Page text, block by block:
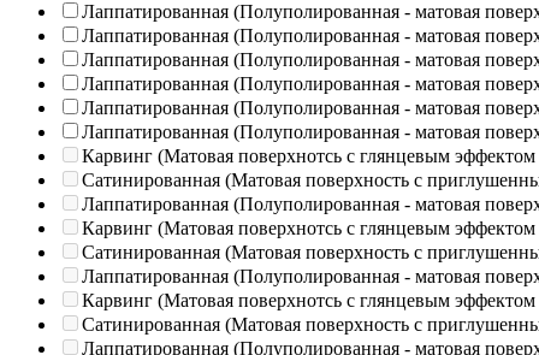
Лаппатированная (Полуполированная - матовая
Лаппатированная (Полуполированная - матовая
Лаппатированная (Полуполированная - матовая
Лаппатированная (Полуполированная - матовая
Лаппатированная (Полуполированная - матовая
Лаппатированная (Полуполированная - матовая
Карвинг (Матовая поверхнотсь с глянцевым эффектом
Сатинированная (Матовая поверхность с
Лаппатированная (Полуполированная - матовая
Карвинг (Матовая поверхнотсь с глянцевым эффектом
Сатинированная (Матовая поверхность с
Лаппатированная (Полуполированная - матовая
Карвинг (Матовая поверхнотсь с глянцевым эффектом
Сатинированная (Матовая поверхность с
Лаппатированная (Полуполированная - матовая